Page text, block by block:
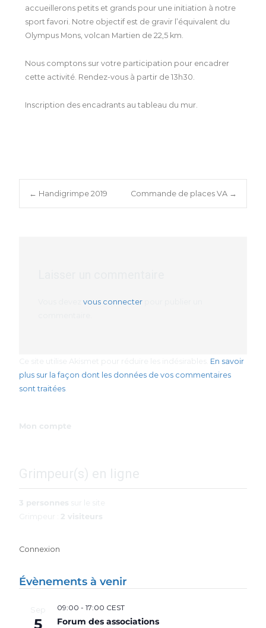
accueillerons petits et grands pour une initiation à notre
sport favori. Notre objectif est de gravir l’équivalent du
Olympus Mons, volcan Martien de 22,5 km.
Nous comptons sur votre participation pour encadrer
cette activité. Rendez-vous à partir de 13h30.
Inscription des encadrants au tableau du mur.
← Handigrimpe 2019 Commande de places VA →
vous connecter
Ce site utilise Akismet pour réduire les indésirables. En savoir
plus sur la façon dont les données de vos commentaires
sont traitées
Mon compte
Grimpeur(s) en ligne
3 personnes sur le site
Grimpeur : 2 visiteurs
Connexion
Évènements à venir
5
09:00 - 17:00 CEST
Forum des associations